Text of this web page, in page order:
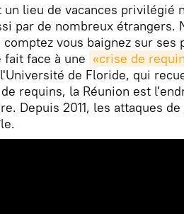
un lieu de vacances privilégié
par de nombreux étrangers.
vous baignez sur ses
fait face à une «crise de
de Floride, qui
requins, la Réunion est
Depuis 2011, les attaques